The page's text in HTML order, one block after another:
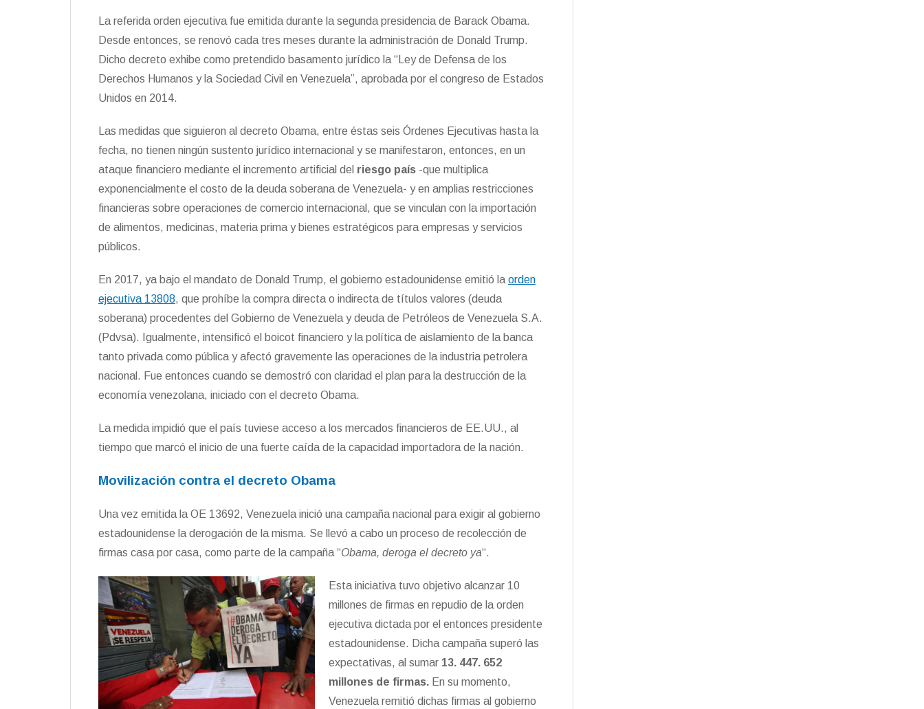
La referida orden ejecutiva fue emitida durante la segunda presidencia de Barack Obama.
Desde entonces, se renovó cada tres meses durante la administración de Donald Trump.
Dicho decreto exhibe como pretendido basamento jurídico la “Ley de Defensa de los
Derechos Humanos y la Sociedad Civil en Venezuela”, aprobada por el congreso de Estados
Unidos en 2014.
Las medidas que siguieron al decreto Obama, entre éstas seis Órdenes Ejecutivas hasta la
fecha, no tienen ningún sustento jurídico internacional y se manifestaron, entonces, en un
ataque financiero mediante el incremento artificial del riesgo país -que multiplica
exponencialmente el costo de la deuda soberana de Venezuela- y en amplias restricciones
financieras sobre operaciones de comercio internacional, que se vinculan con la importación
de alimentos, medicinas, materia prima y bienes estratégicos para empresas y servicios
públicos.
En 2017, ya bajo el mandato de Donald Trump, el gobierno estadounidense emitió la orden
ejecutiva 13808, que prohíbe la compra directa o indirecta de títulos valores (deuda
soberana) procedentes del Gobierno de Venezuela y deuda de Petróleos de Venezuela S.A.
(Pdvsa). Igualmente, intensificó el boicot financiero y la política de aislamiento de la banca
tanto privada como pública y afectó gravemente las operaciones de la industria petrolera
nacional. Fue entonces cuando se demostró con claridad el plan para la destrucción de la
economía venezolana, iniciado con el decreto Obama.
La medida impidió que el país tuviese acceso a los mercados financieros de EE.UU., al
tiempo que marcó el inicio de una fuerte caída de la capacidad importadora de la nación.
Movilización contra el decreto Obama
Una vez emitida la OE 13692, Venezuela inició una campaña nacional para exigir al gobierno
estadounidense la derogación de la misma. Se llevó a cabo un proceso de recolección de
firmas casa por casa, como parte de la campaña “Obama, deroga el decreto ya“.
Esta iniciativa tuvo objetivo alcanzar 10
millones de firmas en repudio de la orden
ejecutiva dictada por el entonces presidente
estadounidense. Dicha campaña superó las
expectativas, al sumar 13. 447. 652
millones de firmas. En su momento,
Venezuela remitió dichas firmas al gobierno